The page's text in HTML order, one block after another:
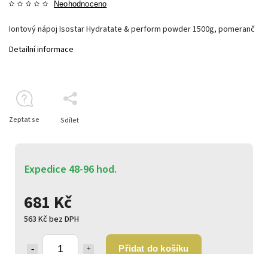
Neohodnoceno
681 Kč
563 Kč bez DPH
Přidat do košíku
Expedice 48-96 hod.
Iontový nápoj Isostar Hydratate & perform powder 1500g, pomeranč
Detailní informace
Zeptat se Sdílet